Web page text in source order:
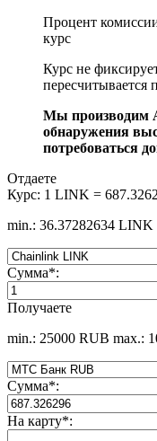
Процент
курс
Курс не
пересчитывается
Мы производим
обнаружения
потребоваться
Отдаете
Курс: 1 LINK =
min.: 36.37282634 LINK
Сумма*:
Получаете
min.: 25000 RUB max.:
Сумма*:
На карту*: